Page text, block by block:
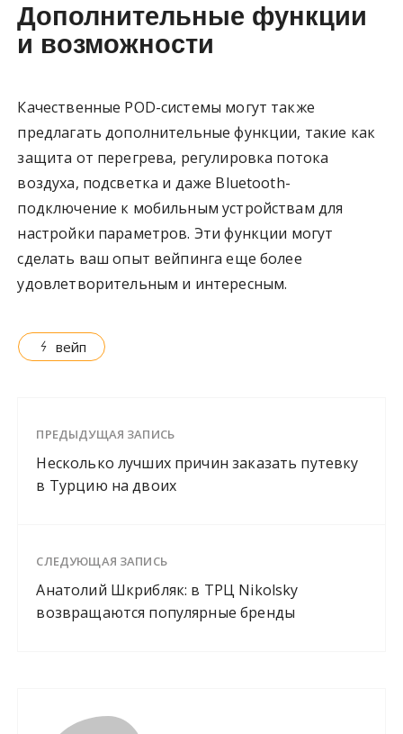
Дополнительные функции
и возможности
Качественные POD-системы могут также
предлагать дополнительные функции, такие как
защита от перегрева, регулировка потока
воздуха, подсветка и даже Bluetooth-
подключение к мобильным устройствам для
настройки параметров. Эти функции могут
сделать ваш опыт вейпинга еще более
удовлетворительным и интересным.
вейп
ПРЕДЫДУЩАЯ ЗАПИСЬ
Несколько лучших причин заказать путевку
в Турцию на двоих
СЛЕДУЮЩАЯ ЗАПИСЬ
Анатолий Шкрибляк: в ТРЦ Nikolsky
возвращаются популярные бренды